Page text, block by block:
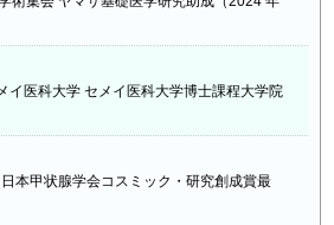
イ医科大学 セメイ医科大学博士課程大学院
本甲状腺学会コスミック・研究創成賞最